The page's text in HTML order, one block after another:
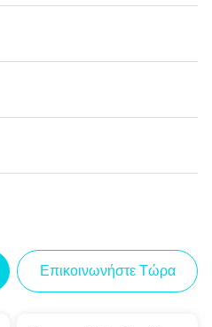
Επικοινωνήστε Τώρα